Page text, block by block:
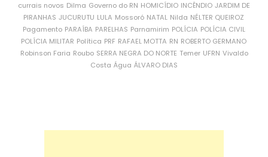
currais novos Dilma Governo do RN HOMICÍDIO INCÊNDIO JARDIM DE
PIRANHAS JUCURUTU LULA Mossoró NATAL Nilda NÉLTER QUEIROZ
Pagamento PARAÍBA PARELHAS Parnamirim POLÍCIA POLÍCIA CIVIL
POLÍCIA MILITAR Política PRF RAFAEL MOTTA RN ROBERTO GERMANO
Robinson Faria Roubo SERRA NEGRA DO NORTE Temer UFRN Vivaldo
Costa Água ÁLVARO DIAS